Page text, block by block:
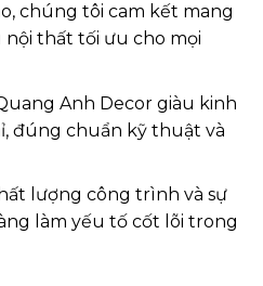
chúng tôi cam kết mang
nội thất tối ưu cho mọi
Anh Decor giàu kinh
đúng chuẩn kỹ thuật và
lượng công trình và sự
làm yếu tố cốt lõi trong